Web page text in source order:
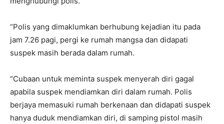
“Polis yang dimaklumkan berhubung kejadian itu pada
jam 7.26 pagi, pergi ke rumah mangsa dan didapati
suspek masih berada dalam rumah.
“Cubaan untuk meminta suspek menyerah diri gagal
apabila suspek mendiamkan diri dalam rumah. Polis
berjaya memasuki rumah berkenaan dan didapati suspek
hanya duduk mendiamkan diri, di samping pistol masih